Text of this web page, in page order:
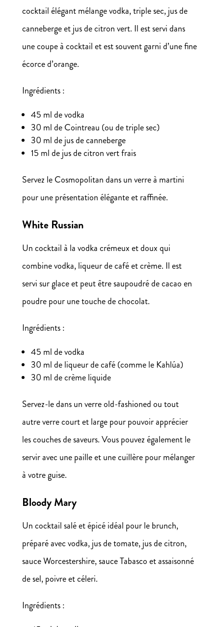
cocktail élégant mélange vodka, triple sec, jus de
canneberge et jus de citron vert. Il est servi dans
une coupe à cocktail et est souvent garni d’une fine
écorce d’orange.
Ingrédients :
45 ml de vodka
30 ml de Cointreau (ou de triple sec)
30 ml de jus de canneberge
15 ml de jus de citron vert frais
Servez le Cosmopolitan dans un verre à martini
pour une présentation élégante et raffinée.
White Russian
Un cocktail à la vodka crémeux et doux qui
combine vodka, liqueur de café et crème. Il est
servi sur glace et peut être saupoudré de cacao en
poudre pour une touche de chocolat.
Ingrédients :
45 ml de vodka
30 ml de liqueur de café (comme le Kahlúa)
30 ml de crème liquide
Servez-le dans un verre old-fashioned ou tout
autre verre court et large pour pouvoir apprécier
les couches de saveurs. Vous pouvez également le
servir avec une paille et une cuillère pour mélanger
à votre guise.
Bloody Mary
Un cocktail salé et épicé idéal pour le brunch,
préparé avec vodka, jus de tomate, jus de citron,
sauce Worcestershire, sauce Tabasco et assaisonné
de sel, poivre et céleri.
Ingrédients :